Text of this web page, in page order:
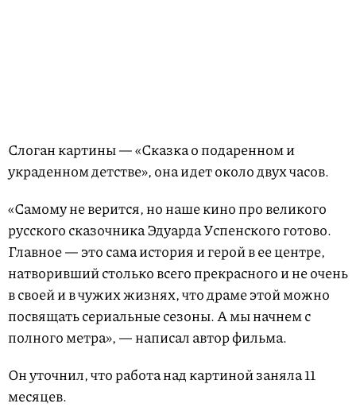
Слоган картины — «Сказка о подаренном и
украденном детстве», она идет около двух часов.
«Самому не верится, но наше кино про великого
русского сказочника Эдуарда Успенского готово.
Главное — это сама история и герой в ее центре,
натворивший столько всего прекрасного и не очень
в своей и в чужих жизнях, что драме этой можно
посвящать сериальные сезоны. А мы начнем с
полного метра», — написал автор фильма.
Он уточнил, что работа над картиной заняла 11
месяцев.